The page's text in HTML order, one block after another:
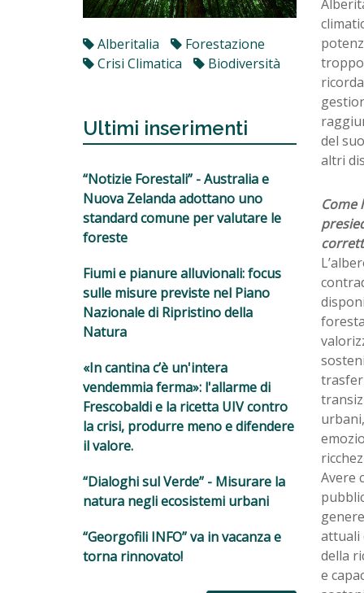
Alberitalia
Forestazione
Crisi Climatica
Biodiversità
Ultimi inserimenti
“Notizie Forestali” - Australia e
Nuova Zelanda adottano uno
standard comune per valutare le
foreste
Fiumi e pianure alluvionali: focus
sulle misure previste nel Piano
Nazionale di Ripristino della
Natura
«In cantina c’è un'intera
vendemmia ferma»: l'allarme di
Frescobaldi e la ricetta UIV contro
la crisi, produrre meno e difendere
il valore.
“Dialoghi sul Verde” - Misurare la
natura negli ecosistemi urbani
“Georgofili INFO” va in vacanza e
torna rinnovato!
troppo
del
altri
Come
Avere
attuali
della
e